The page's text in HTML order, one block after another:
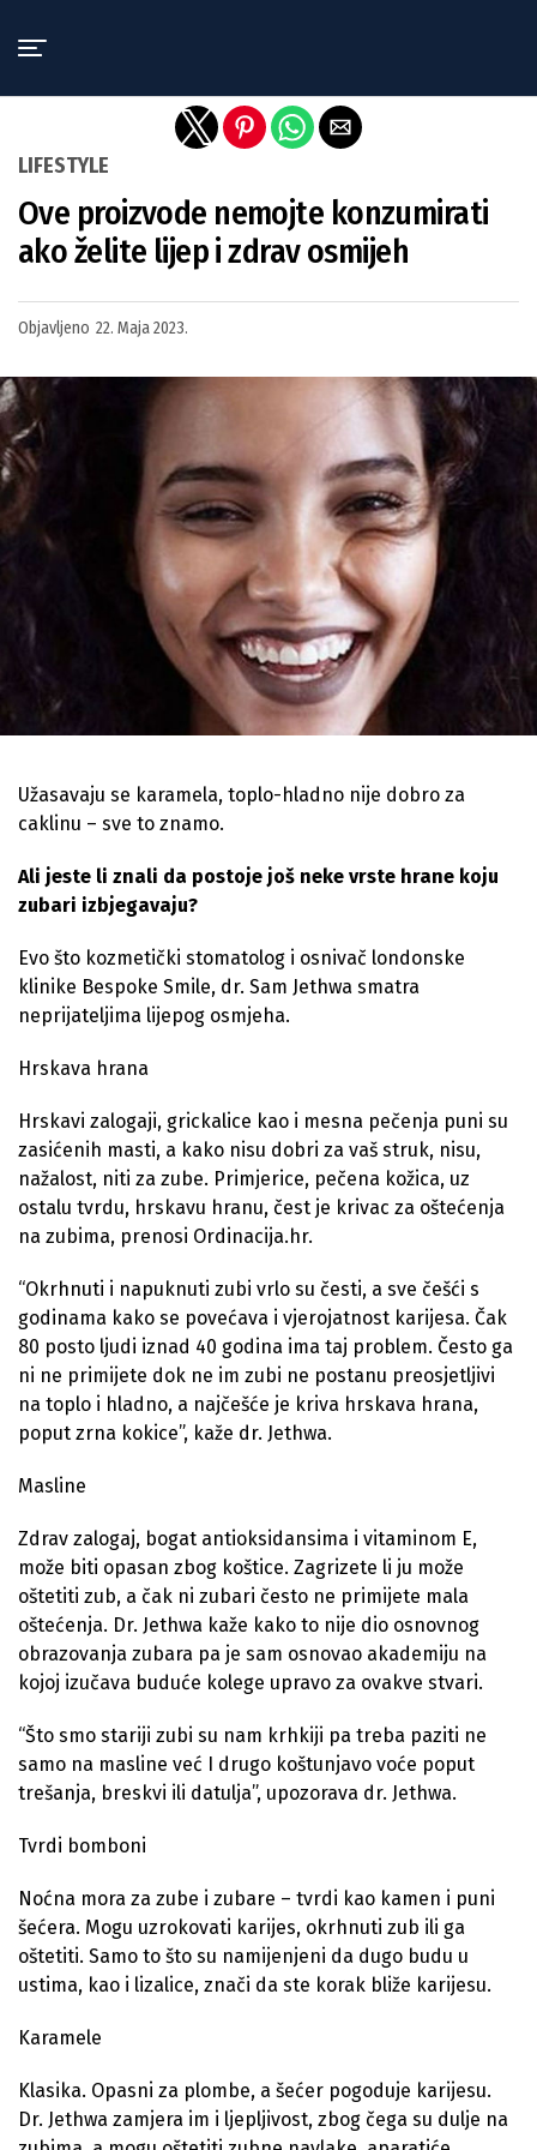
LIFESTYLE
Ove proizvode nemojte konzumirati
ako želite lijep i zdrav osmijeh
Objavljeno 22. Maja 2023.
Užasavaju se karamela, toplo-hladno nije dobro za
caklinu – sve to znamo.
Ali jeste li znali da postoje još neke vrste hrane koju
zubari izbjegavaju?
Evo što kozmetički stomatolog i osnivač londonske
klinike Bespoke Smile, dr. Sam Jethwa smatra
neprijateljima lijepog osmjeha.
Hrskava hrana
Hrskavi zalogaji, grickalice kao i mesna pečenja puni su
zasićenih masti, a kako nisu dobri za vaš struk, nisu,
nažalost, niti za zube. Primjerice, pečena kožica, uz
ostalu tvrdu, hrskavu hranu, čest je krivac za oštećenja
na zubima, prenosi Ordinacija.hr.
“Okrhnuti i napuknuti zubi vrlo su česti, a sve češći s
godinama kako se povećava i vjerojatnost karijesa. Čak
80 posto ljudi iznad 40 godina ima taj problem. Često ga
ni ne primijete dok ne im zubi ne postanu preosjetljivi
na toplo i hladno, a najčešće je kriva hrskava hrana,
poput zrna kokice”, kaže dr. Jethwa.
Masline
Zdrav zalogaj, bogat antioksidansima i vitaminom E,
može biti opasan zbog koštice. Zagrizete li ju može
oštetiti zub, a čak ni zubari često ne primijete mala
oštećenja. Dr. Jethwa kaže kako to nije dio osnovnog
obrazovanja zubara pa je sam osnovao akademiju na
kojoj izučava buduće kolege upravo za ovakve stvari.
“Što smo stariji zubi su nam krhkiji pa treba paziti ne
samo na masline već I drugo koštunjavo voće poput
trešanja, breskvi ili datulja”, upozorava dr. Jethwa.
Tvrdi bomboni
Noćna mora za zube i zubare – tvrdi kao kamen i puni
šećera. Mogu uzrokovati karijes, okrhnuti zub ili ga
oštetiti. Samo to što su namijenjeni da dugo budu u
ustima, kao i lizalice, znači da ste korak bliže karijesu.
Karamele
Klasika. Opasni za plombe, a šećer pogoduje karijesu.
Dr. Jethwa zamjera im i ljepljivost, zbog čega su dulje na